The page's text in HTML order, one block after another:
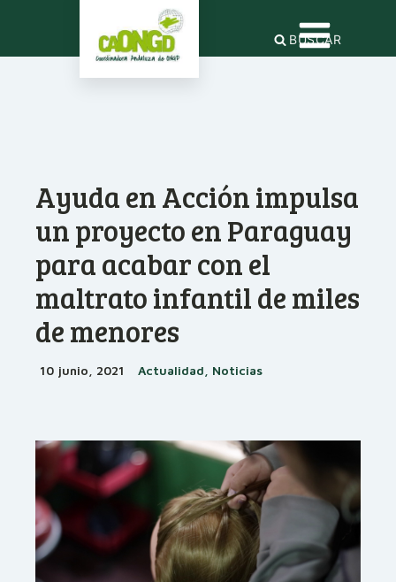
BUSCAR
Ayuda en Acción impulsa
un proyecto en Paraguay
para acabar con el
maltrato infantil de miles
de menores
10 junio, 2021 Actualidad, Noticias